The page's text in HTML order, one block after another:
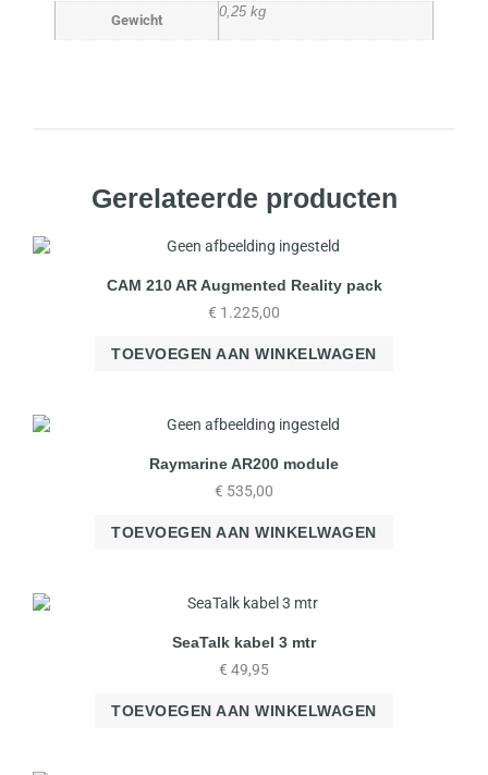
Gewicht 0,25 kg
Gerelateerde producten
CAM 210 AR Augmented Reality pack
€ 1.225,00
TOEVOEGEN AAN WINKELWAGEN
Raymarine AR200 module
€ 535,00
TOEVOEGEN AAN WINKELWAGEN
SeaTalk kabel 3 mtr
€ 49,95
TOEVOEGEN AAN WINKELWAGEN